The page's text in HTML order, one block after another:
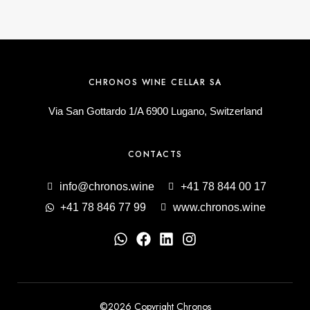
CHRONOS WINE CELLAR SA
Via San Gottardo 1/A 6900 Lugano, Switzerland
CONTACTS
info@chronos.wine
+41 78 844 00 17
+41 78 846 77 99
www.chronos.wine
©2026 Copyright Chronos